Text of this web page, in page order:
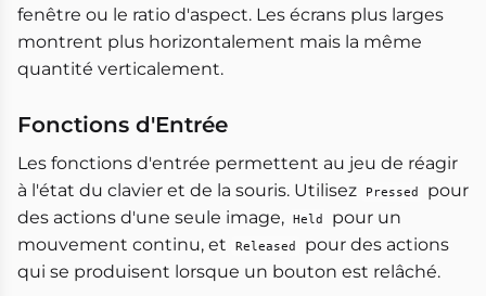
fenêtre ou le ratio d'aspect. Les écrans plus larges
montrent plus horizontalement mais la même
quantité verticalement.
Fonctions d'Entrée
Les fonctions d'entrée permettent au jeu de réagir
à l'état du clavier et de la souris. Utilisez
Pressed
pour
des actions d'une seule image, Held
pour un
mouvement continu, et
Released
pour des actions
qui se produisent lorsque un bouton est relâché.